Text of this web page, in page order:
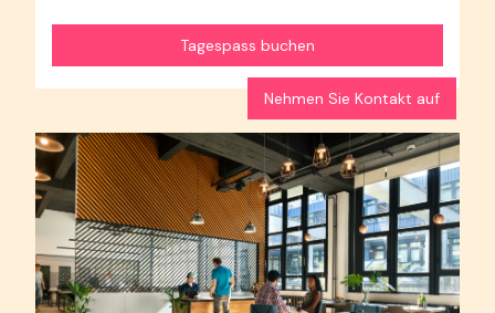
Tagespass buchen
Nehmen Sie Kontakt auf